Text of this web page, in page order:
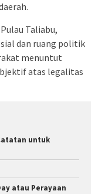
Taliabu,
dan ruang politik
menuntut
atas legalitas
untuk
atau Perayaan